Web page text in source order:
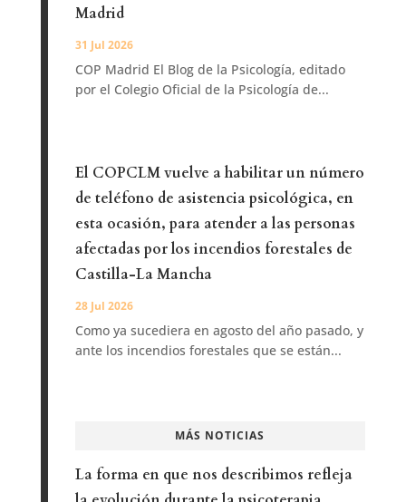
Madrid
31 Jul 2026
COP Madrid El Blog de la Psicología, editado
por el Colegio Oficial de la Psicología de...
El COPCLM vuelve a habilitar un número
de teléfono de asistencia psicológica, en
esta ocasión, para atender a las personas
afectadas por los incendios forestales de
Castilla-La Mancha
28 Jul 2026
Como ya sucediera en agosto del año pasado, y
ante los incendios forestales que se están...
MÁS NOTICIAS
La forma en que nos describimos refleja